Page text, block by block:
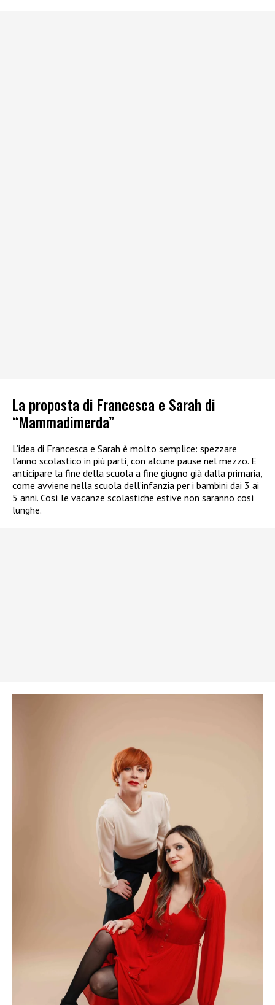
La proposta di Francesca e Sarah di
“Mammadimerda”
L’idea di Francesca e Sarah è molto semplice: spezzare
l’anno scolastico in più parti, con alcune pause nel mezzo. E
anticipare la fine della scuola a fine giugno già dalla primaria,
come avviene nella scuola dell’infanzia per i bambini dai 3 ai
5 anni. Così le vacanze scolastiche estive non saranno così
lunghe.